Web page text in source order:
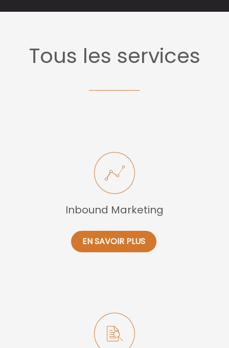
Tous les services
Inbound Marketing
EN SAVOIR PLUS